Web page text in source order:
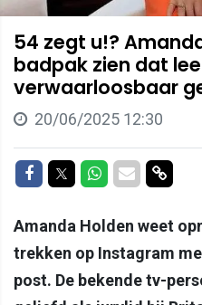
54 zegt u!?
badpak zien dat
verwaarloosbaar
20/06/2025 12:30
Delen op Facebook
Delen op Twitter
Delen opDelen via
Amanda Holden weet
trekken op Instagram
post. De bekende tv-